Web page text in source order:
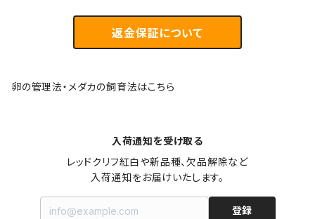
返金保証について
卵の管理法・メダカの飼育法はこちら
入荷通知を受け取る
レッドクリフ紅白や新品種、欠品解除など
入荷通知をお届けいたします。
登録